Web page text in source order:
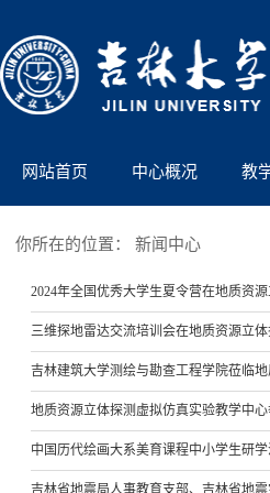
网站首页 中心概况 教
你所在的位置： 新闻中心
2024年全国优秀大学生夏令营在地质资
三维探地雷达交流培训会在地质资源立
吉林建筑大学测绘与勘查工程学院莅临
地质资源立体探测虚拟仿真实验教学中
中国历代绘画大系美育课程中小学生研
吉林省地震局人事教育支部、吉林省地